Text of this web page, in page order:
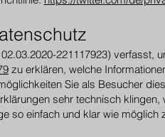
221117923) verfasst,
zu erklären, welche
Sie als Besucher
sehr technisch
so einfach und klar wie möglich